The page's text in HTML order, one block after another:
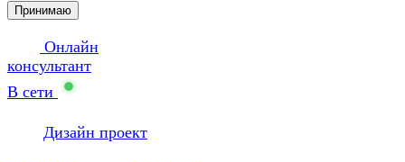
Принимаю
Онлайн
консультант
В сети
Дизайн проект